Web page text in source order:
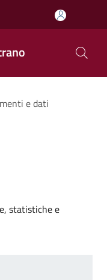
e dati
statistiche e